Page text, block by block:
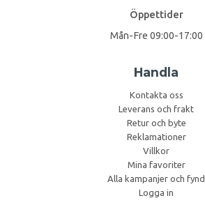
Öppettider
Mån-Fre 09:00-17:00
Handla
Kontakta oss
Leverans och frakt
Retur och byte
Reklamationer
Villkor
Mina favoriter
Alla kampanjer och fynd
Logga in